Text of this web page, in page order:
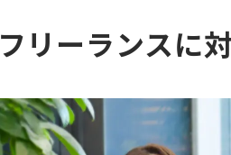
フリーランスに